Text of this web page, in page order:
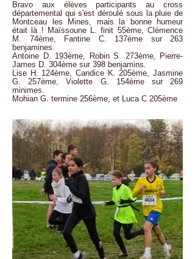
Bravo aux élèves participants au cross
départemental qui s'est déroulé sous la pluie de
Montceau les Mines, mais la bonne humeur
était là ! Maïssoune L. finit 55ème, Clémence
M. 74ème, Fantine C. 137ème sur 263
benjamines.
Antoine D. 193ème, Robin S. 273ème, Pierre-
James D. 304ème sur 398 benjamins.
Lise H. 124ème, Candice K. 205ème, Jasmine
G. 257ème, Violette G. 154ème sur 269
minimes.
Mohian G. termine 256ème, et Luca C 205ème